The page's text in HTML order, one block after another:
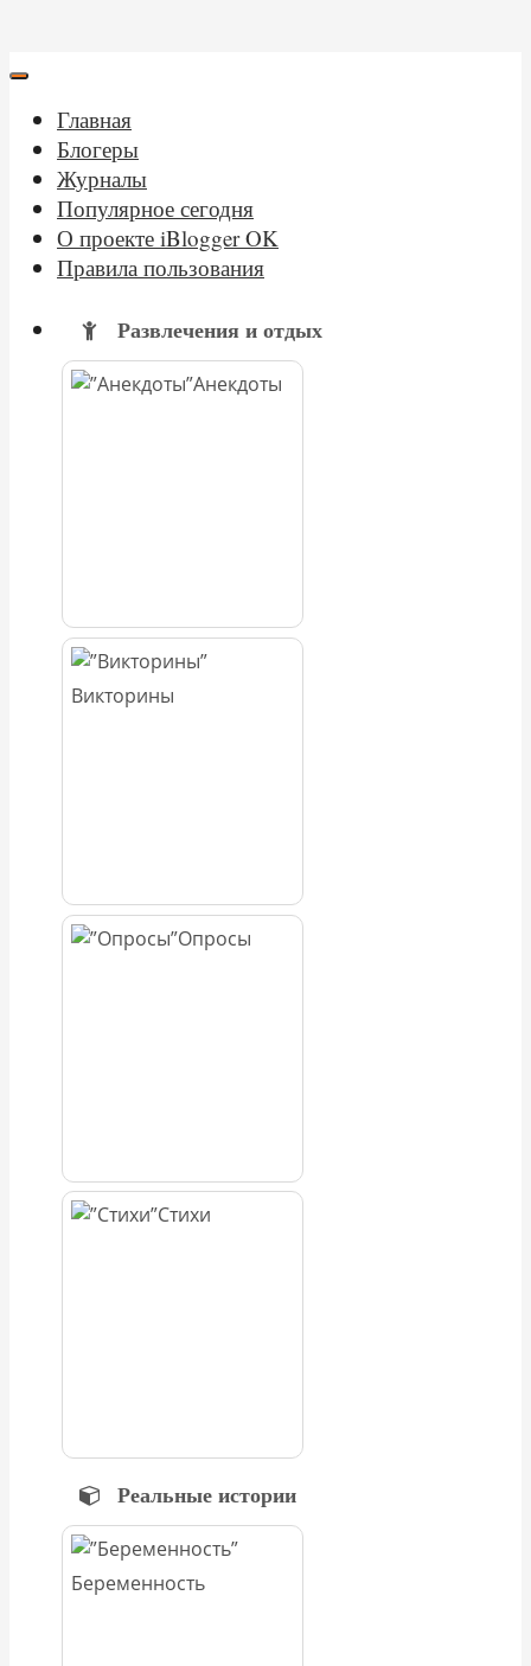
Главная
Блогеры
Журналы
Популярное сегодня
О проекте iBlogger OK
Правила пользования
Развлечения и отдых
Анекдоты
Викторины
Опросы
Стихи
Реальные истории
Беременность